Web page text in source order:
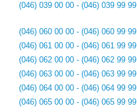
(046) 039 00 00 - (046) 039 99 99
(046) 060 00 00 - (046) 060 99 99
(046) 061 00 00 - (046) 061 99 99
(046) 062 00 00 - (046) 062 99 99
(046) 063 00 00 - (046) 063 99 99
(046) 064 00 00 - (046) 064 99 99
(046) 065 00 00 - (046) 065 99 99